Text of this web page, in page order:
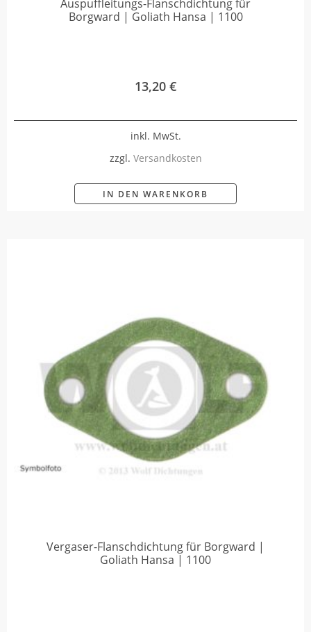
Auspuffleitungs-Flanschdichtung für
Borgward | Goliath Hansa | 1100
13,20 €
inkl. MwSt.
zzgl. Versandkosten
IN DEN WARENKORB
Vergaser-Flanschdichtung für Borgward |
Goliath Hansa | 1100